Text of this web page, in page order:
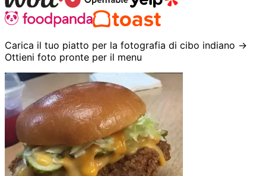
Carica il tuo piatto per la fotografia di cibo indiano →
Ottieni foto pronte per il menu